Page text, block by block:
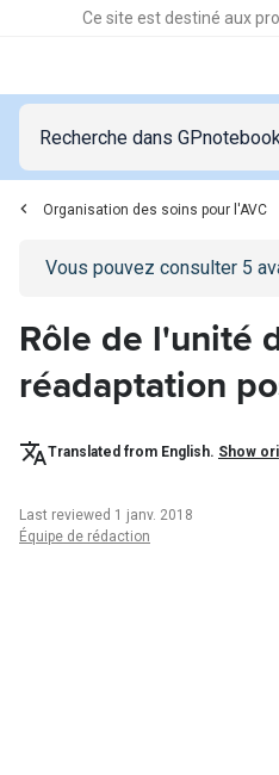
Ce site est destiné aux
Organisation des soins pour l'AVC
Go to/se-connecterpage
Vous pouvez consulter 5
Rôle de l'unité
réadaptation
Translated from English. Show
Last reviewed 1 janv. 2018
Équipe de rédaction